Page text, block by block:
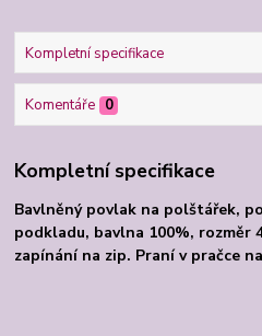
Kompletní specifikace
Komentáře 0
Kompletní specifikace
Bavlněný povlak na polštářek,
podkladu, bavlna 100%, rozměr
zapínání na zip. Praní v pračce